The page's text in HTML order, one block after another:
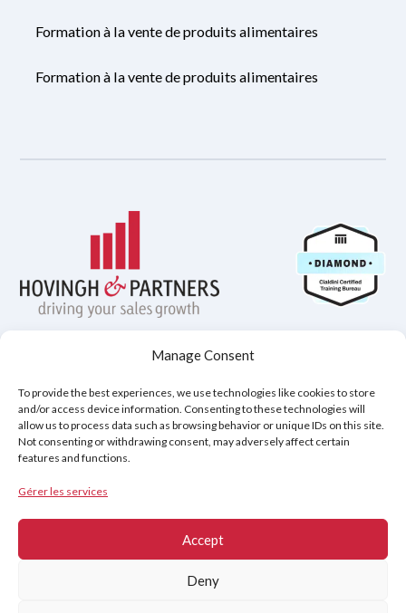
Manage Consent
To provide the best experiences, we use technologies like cookies to store
and/or access device information. Consenting to these technologies will
allow us to process data such as browsing behavior or unique IDs on this site.
Not consenting or withdrawing consent, may adversely affect certain
features and functions.
Gérer les services
Accept
Deny
Formation à la vente de produits alimentaires
Formation à la vente de produits alimentaires
Avis de non-responsabilité
Cookies (UE)
Copyright © 2026
Programmes de Négociation